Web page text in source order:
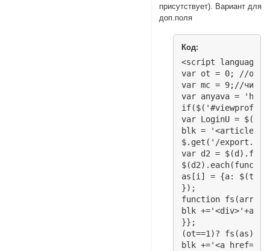
присутствует). Вариант для
доп.поля
Код:
<script
var ot = 0; //
var mc = 9;//число
var anyava =
var LoginU =
blk = '<article
$.get('/
var d2 =
as[i] = {a:
});
function
blk
}};
(ot==1)? fs(as):
blk +='<a href="/